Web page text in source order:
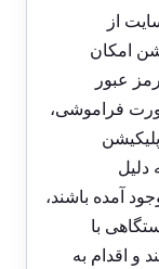
از
امکان
عبور
فراموشی،
دلیل
آمده باشند،
با
و اقدام به